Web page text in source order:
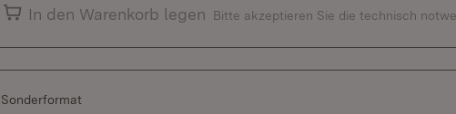
In den Warenkorb legen
Bitte akzeptieren Sie die technisch
Sonderformat